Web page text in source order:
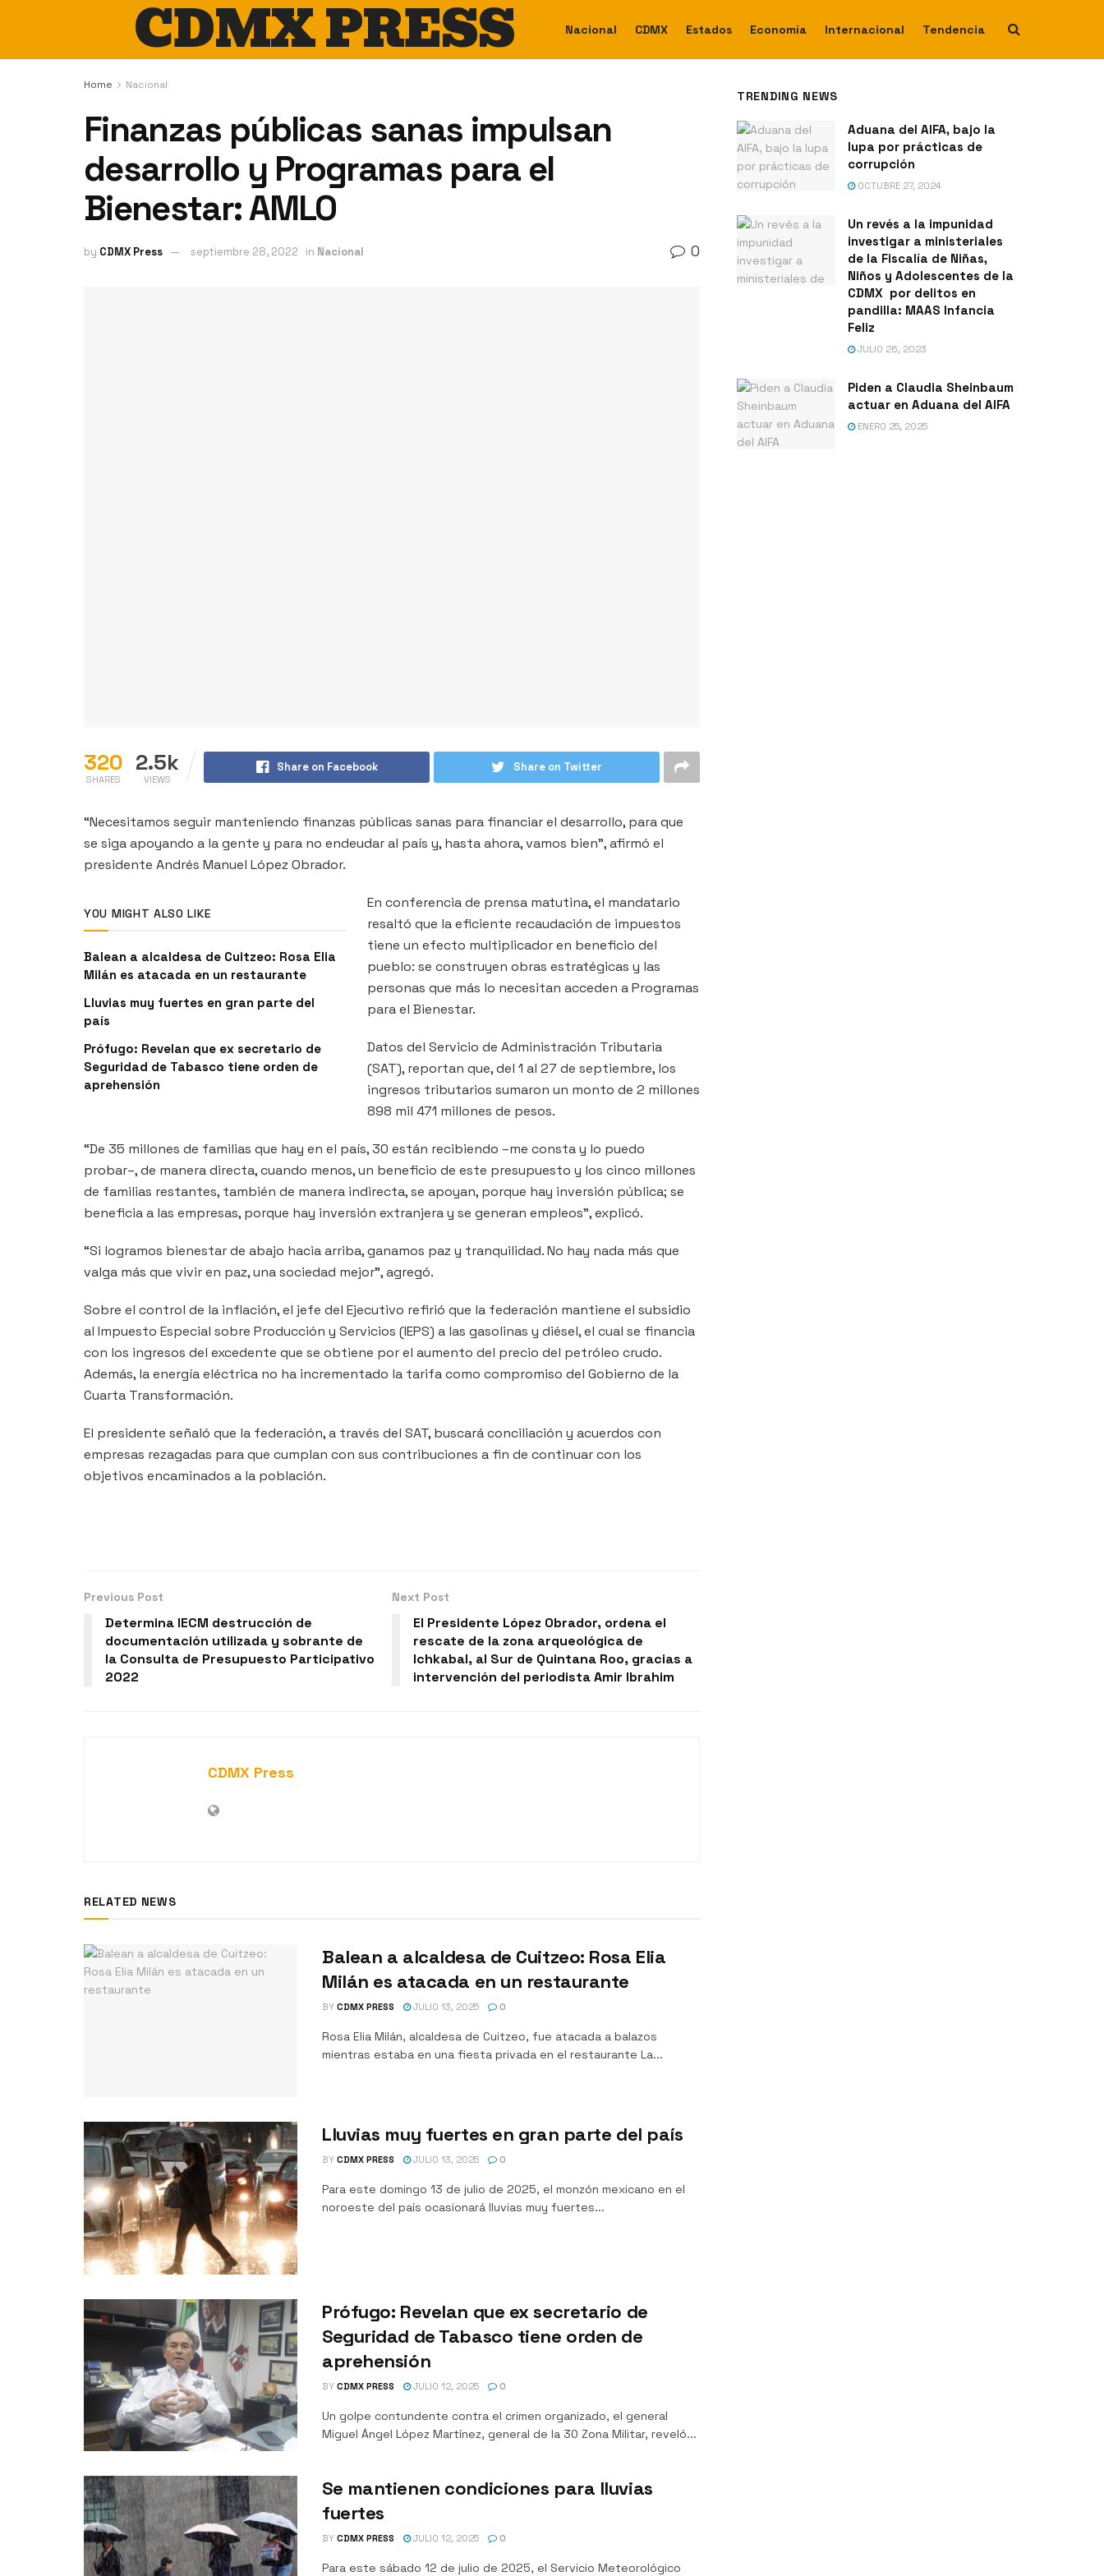
CDMX PRESS Nacional CDMX Estados Economía Internacional Tendencia
Home Nacional
Finanzas públicas sanas impulsan
desarrollo y Programas para el
Bienestar: AMLO
by CDMX Press septiembre 28, 2022 in Nacional 0
320
SHARES
2.5k
VIEWS
Share on Facebook Share on Twitter
“Necesitamos seguir manteniendo finanzas públicas sanas para financiar el desarrollo, para que
se siga apoyando a la gente y para no endeudar al país y, hasta ahora, vamos bien”, afirmó el
presidente Andrés Manuel López Obrador.
YOU MIGHT ALSO LIKE
Balean a alcaldesa de Cuitzeo: Rosa Elia
Milán es atacada en un restaurante
Lluvias muy fuertes en gran parte del
país
Prófugo: Revelan que ex secretario de
Seguridad de Tabasco tiene orden de
aprehensión
En conferencia de prensa matutina, el mandatario
resaltó que la eficiente recaudación de impuestos
tiene un efecto multiplicador en beneficio del
pueblo: se construyen obras estratégicas y las
personas que más lo necesitan acceden a Programas
para el Bienestar.
Datos del Servicio de Administración Tributaria
(SAT), reportan que, del 1 al 27 de septiembre, los
ingresos tributarios sumaron un monto de 2 millones
898 mil 471 millones de pesos.
“De 35 millones de familias que hay en el país, 30 están recibiendo –me consta y lo puedo
probar–, de manera directa, cuando menos, un beneficio de este presupuesto y los cinco millones
de familias restantes, también de manera indirecta, se apoyan, porque hay inversión pública; se
beneficia a las empresas, porque hay inversión extranjera y se generan empleos”, explicó.
“Si logramos bienestar de abajo hacia arriba, ganamos paz y tranquilidad. No hay nada más que
valga más que vivir en paz, una sociedad mejor”, agregó.
Sobre el control de la inflación, el jefe del Ejecutivo refirió que la federación mantiene el subsidio
al Impuesto Especial sobre Producción y Servicios (IEPS) a las gasolinas y diésel, el cual se financia
con los ingresos del excedente que se obtiene por el aumento del precio del petróleo crudo.
Además, la energía eléctrica no ha incrementado la tarifa como compromiso del Gobierno de la
Cuarta Transformación.
El presidente señaló que la federación, a través del SAT, buscará conciliación y acuerdos con
empresas rezagadas para que cumplan con sus contribuciones a fin de continuar con los
objetivos encaminados a la población.
Previous Post
Determina IECM destrucción de
documentación utilizada y sobrante de
la Consulta de Presupuesto Participativo
2022
Next Post
El Presidente López Obrador, ordena el
rescate de la zona arqueológica de
Ichkabal, al Sur de Quintana Roo, gracias a
intervención del periodista Amir Ibrahim
CDMX Press
RELATED NEWS
Balean a alcaldesa de Cuitzeo: Rosa Elia
Milán es atacada en un restaurante
BY CDMX PRESS JULIO 13, 2025 0
Rosa Elia Milán, alcaldesa de Cuitzeo, fue atacada a balazos
mientras estaba en una fiesta privada en el restaurante La...
Lluvias muy fuertes en gran parte del país
BY CDMX PRESS JULIO 13, 2025 0
Para este domingo 13 de julio de 2025, el monzón mexicano en el
noroeste del país ocasionará lluvias muy fuertes...
Prófugo: Revelan que ex secretario de
Seguridad de Tabasco tiene orden de
aprehensión
BY CDMX PRESS JULIO 12, 2025 0
Un golpe contundente contra el crimen organizado, el general
Miguel Ángel López Martínez, general de la 30 Zona Militar, reveló...
Se mantienen condiciones para lluvias
fuertes
BY CDMX PRESS JULIO 12, 2025 0
Para este sábado 12 de julio de 2025, el Servicio Meteorológico
TRENDING NEWS
Aduana del AIFA, bajo la
lupa por prácticas de
corrupción
OCTUBRE 27, 2024
Un revés a la impunidad
investigar a ministeriales
de la Fiscalía de Niñas,
Niños y Adolescentes de la
CDMX por delitos en
pandilla: MAAS Infancia
Feliz
JULIO 26, 2023
Piden a Claudia Sheinbaum
actuar en Aduana del AIFA
ENERO 25, 2025